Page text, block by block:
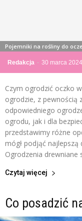
Redakcja - 30 marca 2024
Pojemniki na rośliny do
Czym ogrodzić oczko
ogrodzie, z pewnością
odpowiedniego
ogrodu, jak i dla
przedstawimy różne
mógł podjąć najlepszą
Ogrodzenia drewniane
Czytaj więcej
Co posadzić